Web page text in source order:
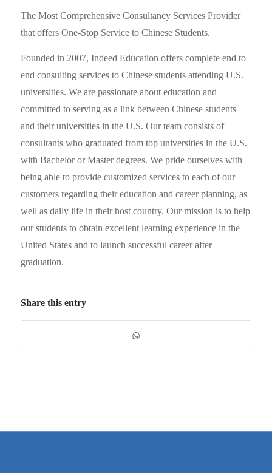
The Most Comprehensive Consultancy Services Provider
that offers One-Stop Service to Chinese Students.
Founded in 2007, Indeed Education offers complete end to
end consulting services to Chinese students attending U.S.
universities. We are passionate about education and
committed to serving as a link between Chinese students
and their universities in the U.S. Our team consists of
consultants who graduated from top universities in the U.S.
with Bachelor or Master degrees. We pride ourselves with
being able to provide customized services to each of our
customers regarding their education and career planning, as
well as daily life in their host country. Our mission is to help
our students to obtain excellent learning experience in the
United States and to launch successful career after
graduation.
Share this entry